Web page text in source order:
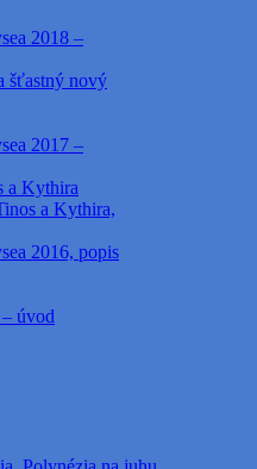
2018 –
šťastný nový
2017 –
a Kythira
a Kythira,
2016, popis
úvod